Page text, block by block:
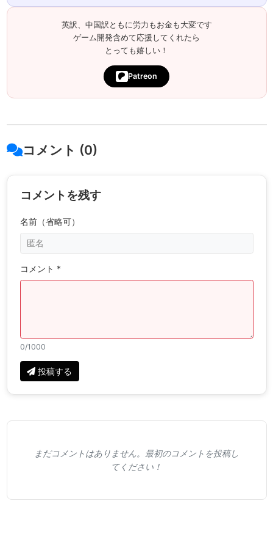
英訳、中国訳ともに労力もお金も大変です
ゲーム開発含めて応援してくれたら
とっても嬉しい！
Patreon
コメント (0)
コメントを残す
名前（省略可）
コメント *
0/1000
投稿する
まだコメントはありません。最初のコメントを投稿し
てください！